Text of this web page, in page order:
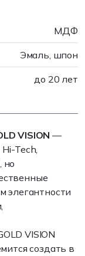
МДФ
Эмаль, шпон
до 20 лет
VISION —
Tech,
но
элегантности
VISION
создать в